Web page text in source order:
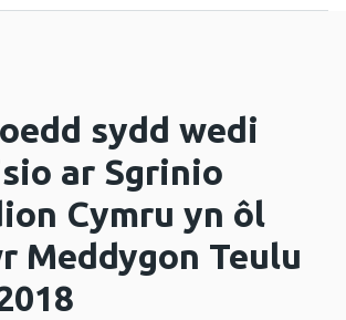
sydd wedi
ar Sgrinio
Cymru yn ôl
Meddygon Teulu